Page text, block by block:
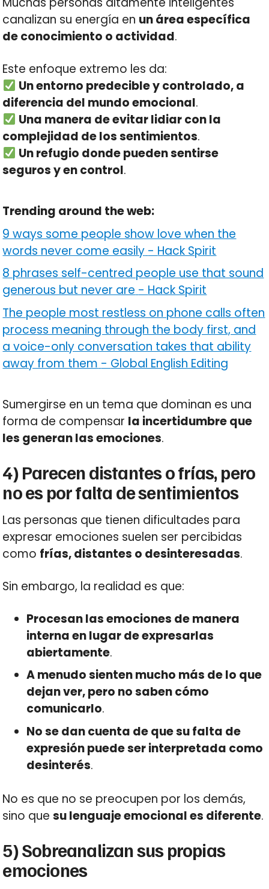
canalizan su energía en un área específica
de conocimiento o actividad.
Este enfoque extremo les da:
Un entorno predecible y controlado, a
diferencia del mundo emocional.
Una manera de evitar lidiar con la
complejidad de los sentimientos.
Un refugio donde pueden sentirse
seguros y en control.
Trending around the web:
9 ways some people show love when the
words never come easily - Hack Spirit
8 phrases self-centred people use that sound
generous but never are-Hack Spirit
The people most restless on phone calls often
process meaning through the body first, and
a voice-only conversation takes that ability
away from them - Global English Editing
Sumergirse en un tema que dominan es una
forma de compensar la incertidumbre que
les generan las emociones.
4) Parecen distantes o frías, pero
no es por falta de sentimientos
Las personas que tienen dificultades para
expresar emociones suelen ser percibidas
como frías, distantes o desinteresadas.
Sin embargo, la realidad es que:
Procesan las emociones de manera
interna en lugar de expresarlas
abiertamente.
A menudo sienten mucho más de lo que
dejan ver, pero no saben cómo
comunicarlo.
No se dan cuenta de que su falta de
expresión puede ser interpretada como
desinterés.
No es que no se preocupen por los demás,
sino quesu lenguaje emocional es diferente.
5) Sobreanalizan sus propias
emociones